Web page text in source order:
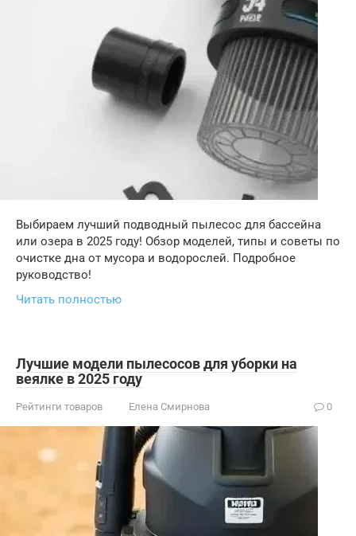
Выбираем лучший подводный пылесос для бассейна
или озера в 2025 году! Обзор моделей, типы и советы по
очистке дна от мусора и водорослей. Подробное
руководство!
Читать полностью
Лучшие модели пылесосов для уборки на
веялке в 2025 году
Рейтинги товаров Елена Смирнова 0